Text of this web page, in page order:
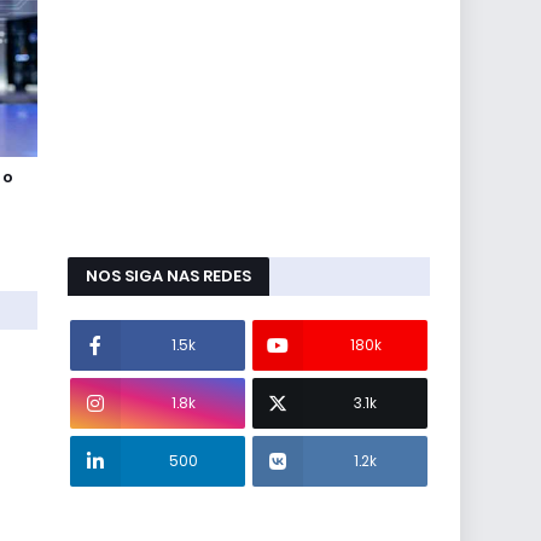
NOS SIGA NAS REDES
1.5k 180k
1.8k 3.1k
500 1.2k